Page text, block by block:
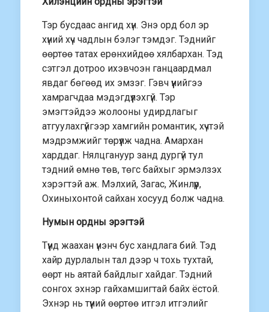
Тэр бусдаас ангид хүн. Энэ орд бол эр
хүний хүч чадлын бэлэг тэмдэг. Тэднийг
өөртөө татах ерөнхийдөө хялбархан. Тэд
сэтгэл дотроо ихэвчоэн ганцаардмал
явдаг бөгөөд их эмзэг. Гэвч үүнийгээ
хамрагчдаа мэдэгдүүлэхгүй. Тэр
эмэгтэйдээ жолооны удирдлагыг
атгуулахгүйгээр хамгийн романтик, хүчтэй
мэдрэмжийг төрүүлж чадна. Амархан
харддаг. Нялцгануур занд дургүй тул
тэдний өмнө төв, төгс байхыг эрмэлзэх
хэрэгтэй аж. Мэлхий, Загас, Жинлүүр,
Охиныхонтой сайхан хосууд болж чадна.
Нумын ордны эрэгтэй
Түүнд жаахан үнэнч бус хандлага бий. Тэд
хайр дурлалын тал дээр ч тохь тухтай,
өөрт нь аятай байдлыг хайдаг. Тэдний
сонгох эхнэр гайхамшигтай байх ёстой.
Эхнэр нь түүний өөртөө итгэл итгэлийг